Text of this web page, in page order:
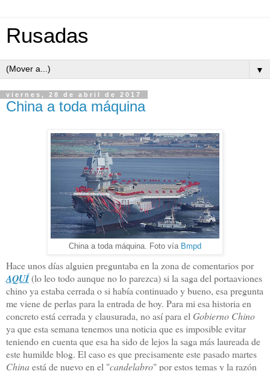
Rusadas
▼
viernes, 28 de abril de 2017
China a toda máquina
China a toda máquina. Foto vía Bmpd
Hace unos días alguien preguntaba en la zona de comentarios por
AQUÍ(lo leo todo aunque no lo parezca) si la saga del portaaviones
chino ya estaba cerrada o si había continuado y bueno, esa pregunta
me viene de perlas para la entrada de hoy. Para mi esa historia en
concreto está cerrada y clausurada, no así para el Gobierno Chino
ya que esta semana tenemos una noticia que es imposible evitar
teniendo en cuenta que esa ha sido de lejos la saga más laureada de
este humilde blog. El caso es que precisamente este pasado martes
Chinaestá de nuevo en el "candelabro" por estos temas y la razón